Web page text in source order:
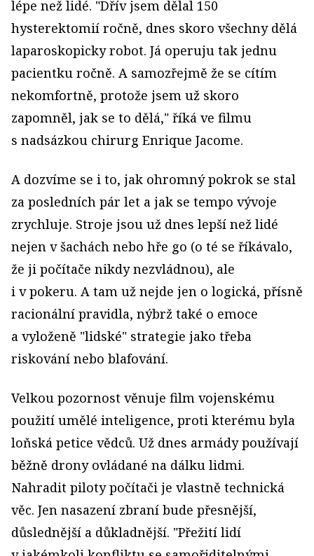
lépe než lidé. "Dřív jsem dělal 150
hysterektomií ročně, dnes skoro všechny dělá
laparoskopicky robot. Já operuju tak jednu
pacientku ročně. A samozřejmě že se cítím
nekomfortně, protože jsem už skoro
zapomněl, jak se to dělá," říká ve filmu
s nadsázkou chirurg Enrique Jacome.
A dozvíme se i to, jak ohromný pokrok se stal
za posledních pár let a jak se tempo vývoje
zrychluje. Stroje jsou už dnes lepší než lidé
nejen v šachách nebo hře go (o té se říkávalo,
že ji počítače nikdy nezvládnou), ale
i v pokeru. A tam už nejde jen o logická, přísně
racionální pravidla, nýbrž také o emoce
a vyloženě "lidské" strategie jako třeba
riskování nebo blafování.
Velkou pozornost věnuje film vojenskému
použití umělé inteligence, proti kterému byla
loňská petice vědců. Už dnes armády používají
běžně drony ovládané na dálku lidmi.
Nahradit piloty počítači je vlastně technická
věc. Jen nasazení zbraní bude přesnější,
důslednější a důkladnější. "Přežití lidí